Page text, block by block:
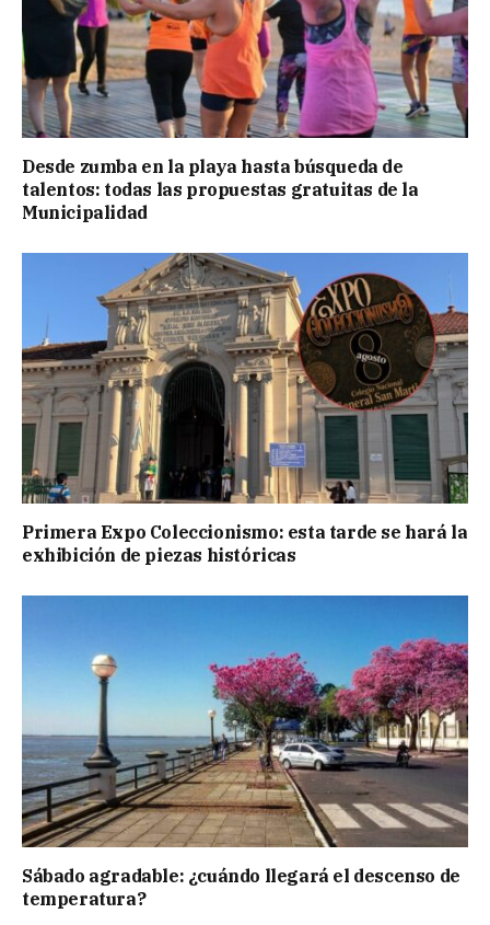
Desde zumba en la playa hasta búsqueda de
talentos: todas las propuestas gratuitas de la
Municipalidad
Primera Expo Coleccionismo: esta tarde se hará la
exhibición de piezas históricas
Sábado agradable: ¿cuándo llegará el descenso de
temperatura?